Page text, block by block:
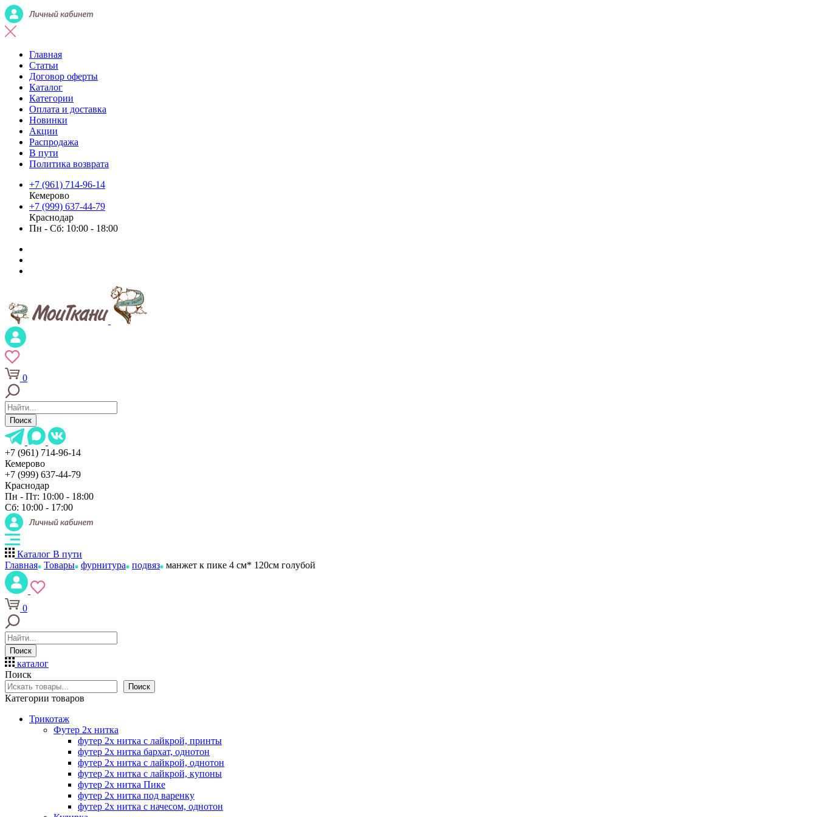
Главная
Статьи
Договор оферты
Каталог
Категории
Оплата и доставка
Новинки
Акции
Распродажа
В пути
Политика возврата
+7 (961) 714-96-14
Кемерово
+7 (999) 637-44-79
Краснодар
Пн - Сб: 10:00 - 18:00
0
Поиск
+7 (961) 714-96-14
Кемерово
+7 (999) 637-44-79
Краснодар
Пн - Пт: 10:00 - 18:00
Сб: 10:00 - 17:00
Каталог В пути
Главная Товары фурнитура подвяз манжет к пике 4 см* 120см голубой
0
Поиск
каталог
Поиск
Поиск
Категории товаров
Трикотаж
Футер 2х нитка
футер 2х нитка с лайкрой, принты
футер 2х нитка бархат, однотон
футер 2х нитка с лайкрой, однотон
футер 2х нитка с лайкрой, купоны
футер 2х нитка Пике
футер 2х нитка под варенку
футер 2х нитка с начесом, однотон